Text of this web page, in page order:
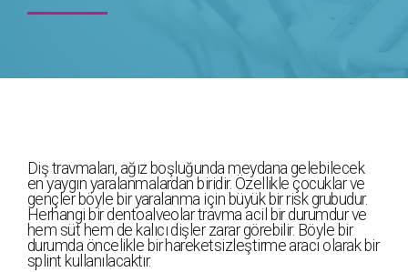
Diş travmaları, ağız boşluğunda meydana gelebilecek
en yaygın yaralanmalardan biridir. Özellikle çocuklar ve
gençler böyle bir yaralanma için büyük bir risk grubudur.
Herhangi bir dentoalveolar travma acil bir durumdur ve
hem süt hem de kalıcı dişler zarar görebilir. Böyle bir
durumda öncelikle bir hareketsizleştirme aracı olarak bir
splint kullanılacaktır.